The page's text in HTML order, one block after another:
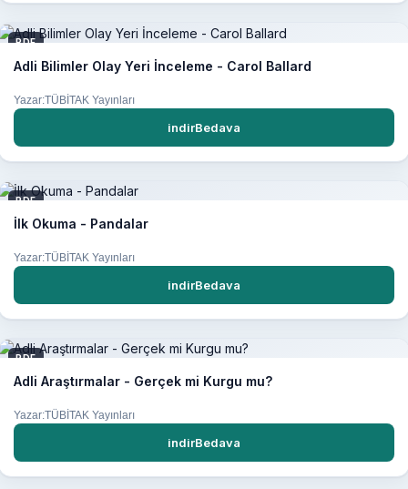
PDF
Adli Bilimler Olay Yeri İnceleme - Carol Ballard
Yazar:TÜBİTAK Yayınları
indirBedava
PDF
İlk Okuma - Pandalar
Yazar:TÜBİTAK Yayınları
indirBedava
PDF
Adli Araştırmalar - Gerçek mi Kurgu mu?
Yazar:TÜBİTAK Yayınları
indirBedava